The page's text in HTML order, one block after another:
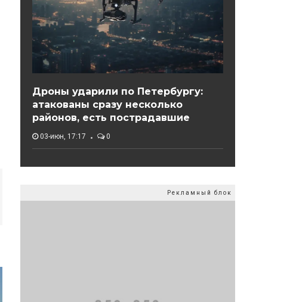
Дроны ударили по Петербургу:
атакованы сразу несколько
районов, есть пострадавшие
03-июн, 17:17 0
Рекламный блок